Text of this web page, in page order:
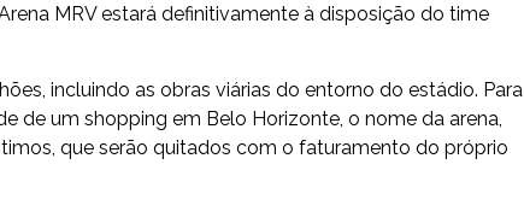
MRV estará definitivamente à disposição do time
incluindo as obras viárias do entorno do estádio. Para
de um shopping em Belo Horizonte, o nome da arena,
que serão quitados com o faturamento do próprio